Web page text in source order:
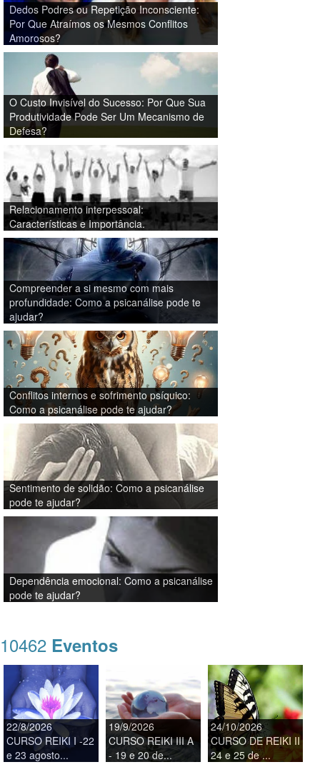
Dedos Podres ou Repetição Inconsciente:
Por Que Atraímos os Mesmos Conflitos
Amorosos?
O Custo Invisível do Sucesso: Por Que Sua
Produtividade Pode Ser Um Mecanismo de
Defesa?
Relacionamento interpessoal:
Características e Importância.
Compreender a si mesmo com mais
profundidade: Como a psicanálise pode te
ajudar?
Conflitos internos e sofrimento psíquico:
Como a psicanálise pode te ajudar?
Sentimento de solidão: Como a psicanálise
pode te ajudar?
Dependência emocional: Como a psicanálise
pode te ajudar?
10462 Eventos
22/8/2026
CURSO REIKI I -22
e 23 agosto...
19/9/2026
CURSO REIKI III A
- 19 e 20 de...
24/10/2026
CURSO DE REIKI II
24 e 25 de ...